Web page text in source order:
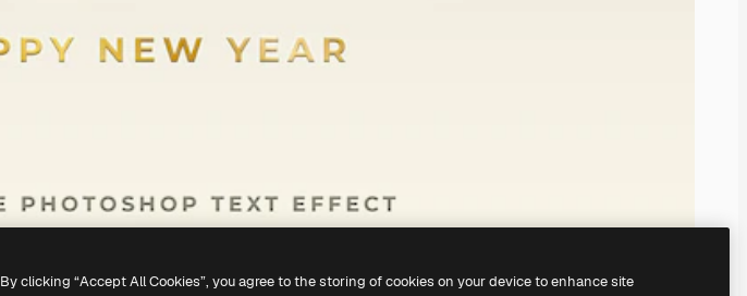
By clicking “Accept All Cookies”, you agree to the storing of cookies on your device to enhance site